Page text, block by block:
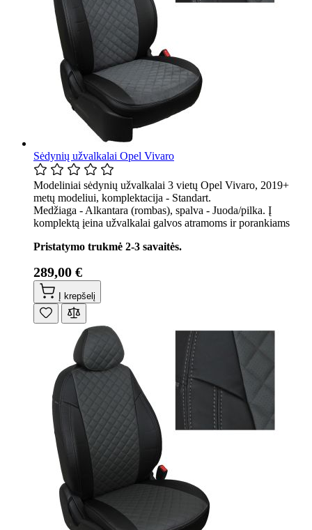
Sėdynių užvalkalai Opel Vivaro
Modeliniai sėdynių užvalkalai 3 vietų Opel Vivaro, 2019+
metų modeliui, komplektacija - Standart.
Medžiaga - Alkantara (rombas), spalva - Juoda/pilka. Į
komplektą įeina užvalkalai galvos atramoms ir porankiams
Pristatymo trukmė 2-3 savaitės.
289,00 €
Į krepšelį